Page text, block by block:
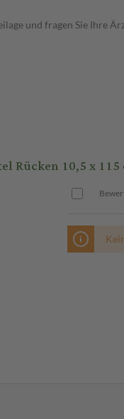
und fragen Sie Ihre
10,5 x 115